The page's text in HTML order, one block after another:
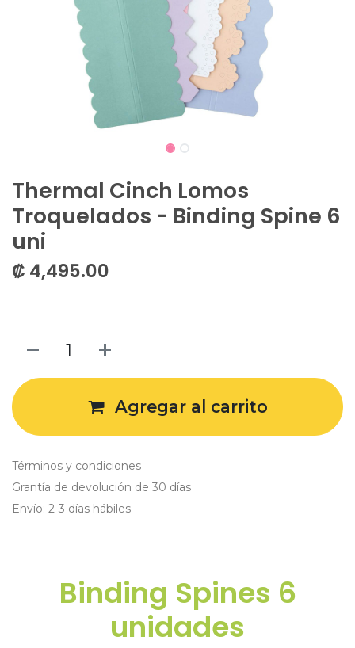
Thermal Cinch Lomos
Troquelados - Binding Spine 6
uni
₡ 4,495.00
Agregar al carrito
Términos y condiciones
Grantía de devolución de 30 días
Envío: 2-3 días hábiles
Binding Spines 6
unidades